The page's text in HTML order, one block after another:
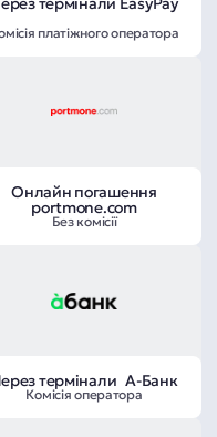
платіжного оператора
Без комісії
Онлайн погашення
portmone.com
Комісія оператора
термінали А-Банк